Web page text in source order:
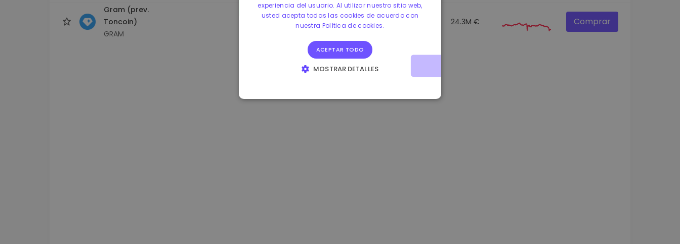
Gram (prev.
Toncoin)
GRAM
1.160000 € -3.00% 24.3M € Comprar
experiencia del usuario. Al utilizar nuestro sitio web,
usted acepta todas las cookies de acuerdo con
nuestra Política de cookies.
ACEPTAR TODO
MOSTRAR DETALLES